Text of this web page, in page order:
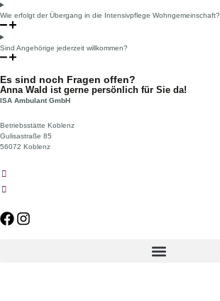
Wie erfolgt der Übergang in die Intensivpflege Wohngemeinschaft?
Sind Angehörige jederzeit willkommen?
Es sind noch Fragen offen?
Anna Wald ist gerne persönlich für Sie da!
ISA Ambulant GmbH
Betriebsstätte Koblenz
Gulisastraße 85
56072 Koblenz